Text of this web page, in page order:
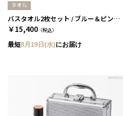
タオル
バスタオル2枚セット / ブルー＆ピンク［オルシア］
￥15,400 （税込）
最短8月19日(水)にお届け